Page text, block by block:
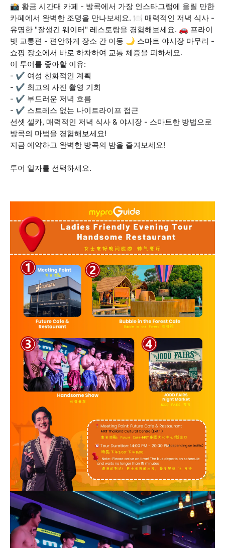
📸 황금 시간대 카페 - 방콕에서 가장 인스타그램에 올릴 만한
카페에서 완벽한 조명을 만나보세요. 🍽️ 매력적인 저녁 식사 -
유명한 "잘생긴 웨이터" 레스토랑을 경험해보세요. 🚗 프라이
빗 교통편 - 편안하게 장소 간 이동 🌙 스마트 야시장 마무리 -
쇼핑 장소에서 바로 하차하여 교통 체증을 피하세요.
이 투어를 좋아할 이유:
- ✔ 여성 친화적인 계획
- ✔ 최고의 사진 촬영 기회
- ✔ 부드러운 저녁 흐름
- ✔ 스트레스 없는 나이트라이프 접근
선셋 셀카, 매력적인 저녁 식사 & 야시장 - 스마트한 방법으로
방콕의 마법을 경험해보세요!
지금 예약하고 완벽한 방콕의 밤을 즐겨보세요!
투어 일자를 선택하세요.